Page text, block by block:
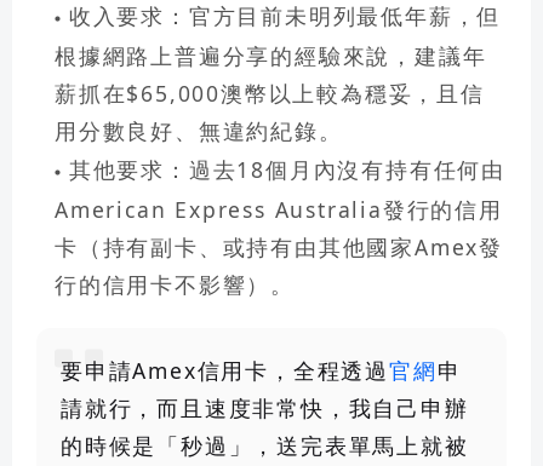
收入要求 ：官方目前未明列最低年薪，但
根據網路上普遍分享的經驗來說，建議年
薪抓在$65,000澳幣以上較為穩妥，且信
用分數良好、無違約紀錄。
其他要求 ：過去18個月內沒有持有任何由
American Express Australia發行的信用
卡（持有副卡、或持有由其他國家Amex發
行的信用卡不影響）。
要申請Amex信用卡， 全程透過官網申
請就行 ，而且速度非常快， 我自己申辦
的時候是「秒過」，送完表單馬上就被